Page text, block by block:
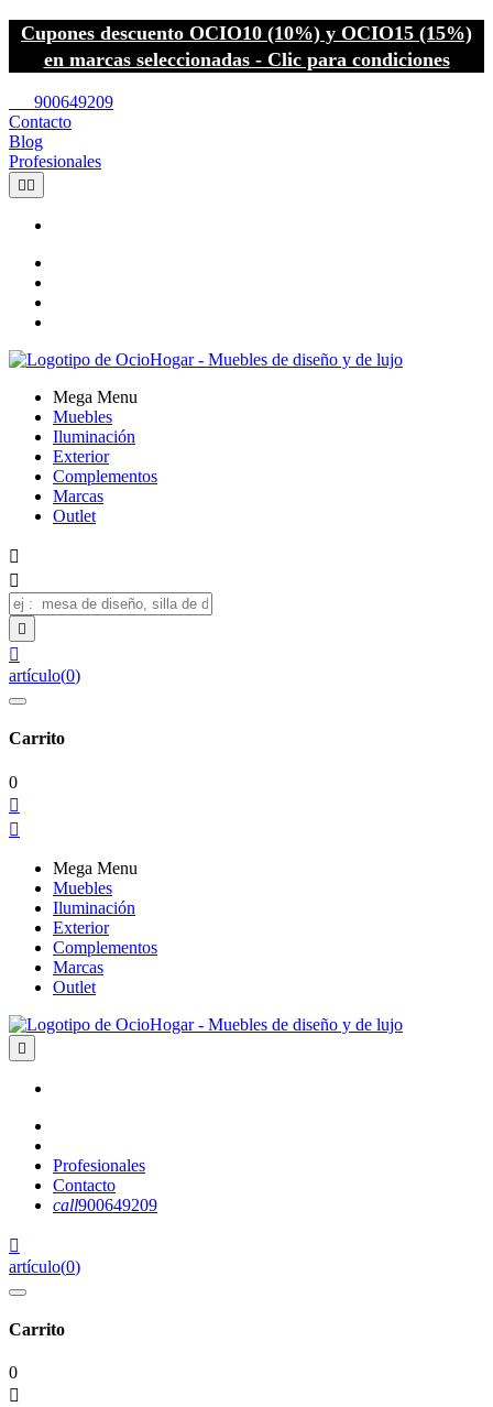
Cupones descuento OCIO10 (10%) y OCIO15 (15%)
en marcas seleccionadas - Clic para condiciones
900649209
Contacto
Blog
Profesionales
 
Mega Menu
Muebles
Iluminación
Exterior
Complementos
Marcas
Outlet




artículo(0)
Carrito
0


Mega Menu
Muebles
Iluminación
Exterior
Complementos
Marcas
Outlet

Profesionales
Contacto
call900649209

artículo(0)
Carrito
0
